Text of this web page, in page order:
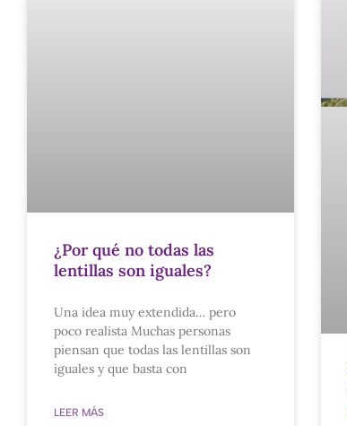
¿Por qué no todas las
lentillas son iguales?
Una idea muy extendida… pero
poco realista Muchas personas
piensan que todas las lentillas son
iguales y que basta con
LEER MÁS